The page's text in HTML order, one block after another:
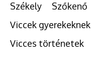
Székely
Szőkenő
Viccek gyerekeknek
Vicces történetek